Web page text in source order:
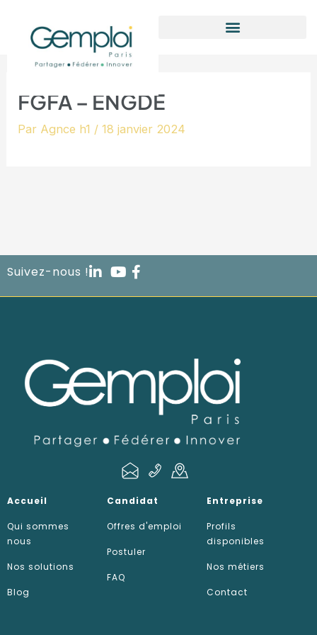
contenu
FGFA – ENGDE
Par Agnce h1 /18 janvier 2024
Suivez-nous !
Accueil
Qui sommes
nous
Nos solutions
Blog
Candidat
Offres d'emploi
Postuler
FAQ
Entreprise
Profils
disponibles
Nos métiers
Contact